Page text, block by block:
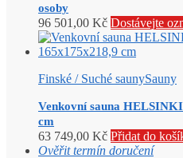
osoby
96 501,00 Kč Dostávejte
Finské / Suché saunySauny
Venkovní sauna
cm
63 749,00 Kč Přidat do
Ověřit termín doručení